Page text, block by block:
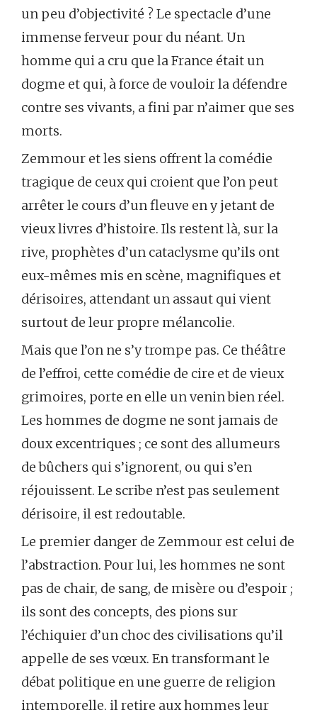
un peu d’objectivité ? Le spectacle d’une
immense ferveur pour du néant. Un
homme qui a cru que la France était un
dogme et qui, à force de vouloir la défendre
contre ses vivants, a fini par n’aimer que ses
morts.
Zemmour et les siens offrent la comédie
tragique de ceux qui croient que l’on peut
arrêter le cours d’un fleuve en y jetant de
vieux livres d’histoire. Ils restent là, sur la
rive, prophètes d’un cataclysme qu’ils ont
eux-mêmes mis en scène, magnifiques et
dérisoires, attendant un assaut qui vient
surtout de leur propre mélancolie.
Mais que l’on ne s’y trompe pas. Ce théâtre
de l’effroi, cette comédie de cire et de vieux
grimoires, porte en elle un venin bien réel.
Les hommes de dogme ne sont jamais de
doux excentriques ; ce sont des allumeurs
de bûchers qui s’ignorent, ou qui s’en
réjouissent. Le scribe n’est pas seulement
dérisoire, il est redoutable.
Le premier danger de Zemmour est celui de
l’abstraction. Pour lui, les hommes ne sont
pas de chair, de sang, de misère ou d’espoir ;
ils sont des concepts, des pions sur
l’échiquier d’un choc des civilisations qu’il
appelle de ses vœux. En transformant le
débat politique en une guerre de religion
intemporelle, il retire aux hommes leur